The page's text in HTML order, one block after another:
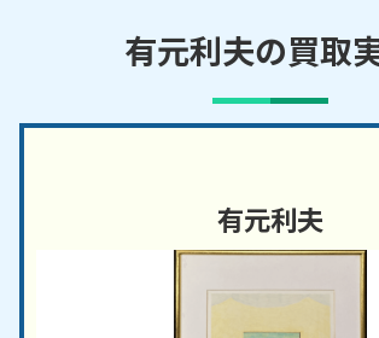
有元利夫の買取
有元利夫